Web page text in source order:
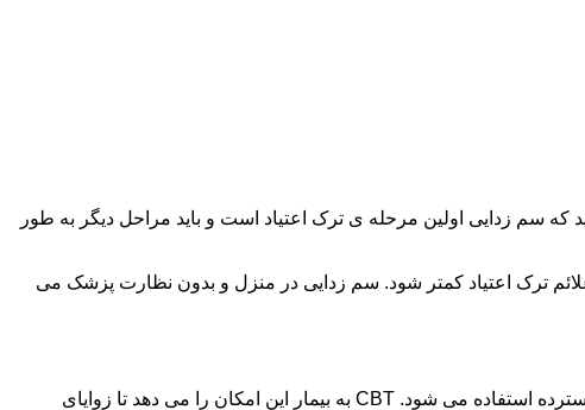
در نمی برند. همچنین به یاد داشته باشید که سم زدایی اولین مرحله ی ترک اعتیاد است و باید مراحل دیگر به طور
ترک اعتیاد کمتر شود. سم زدایی در منزل و بدون نظارت پزشک می
در این درمان به مصرف کننده اجازه داده می شود با مشکلات و درگیری های ذهنی خود روبه رو شود. امروزه از این درمان به طور گسترده استفاده می شود. CBT به بیمار این امکان را می دهد تا زوایای